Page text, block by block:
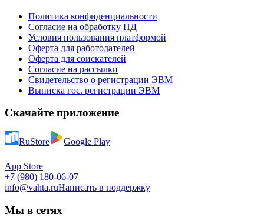
Политика конфиденциальности
Согласие на обработку ПД
Условия пользования платформой
Оферта для работодателей
Оферта для соискателей
Согласие на рассылки
Свидетельство о регистрации ЭВМ
Выписка гос. регистрации ЭВМ
Скачайте приложение
RuStore Google Play
App Store
+7 (980) 180-06-07
info@vahta.ruНаписать в поддержку
Мы в сетях